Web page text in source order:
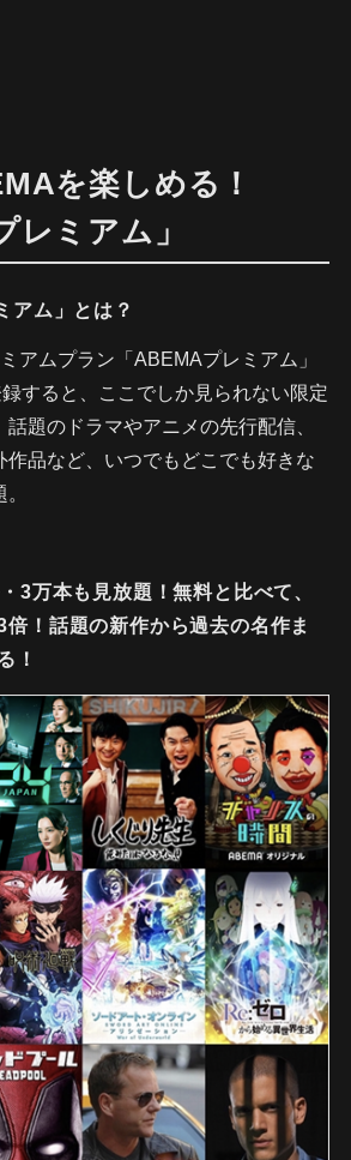
を楽しめる！
レミアム」
ム」とは？
アムプラン「ABEMAプレミアム」
録すると、ここでしか見られない限定
題のドラマやアニメの先行配信、
作品など、いつでもどこでも好きな
3万本も見放題！無料と比べて、
！話題の新作から過去の名作ま
！